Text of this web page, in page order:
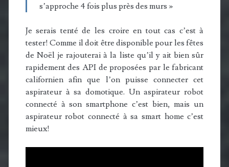
s’approche 4 fois plus près des murs »
Je serais tenté de les croire en tout cas c’est à
tester! Comme il doit être disponible pour les fêtes
de Noël je rajouterai à la liste qu’il y ait bien sûr
rapidement des API de proposées par le fabricant
californien afin que l’on puisse connecter cet
aspirateur à sa domotique. Un aspirateur robot
connecté à son smartphone c’est bien, mais un
aspirateur robot connecté à sa smart home c’est
mieux!